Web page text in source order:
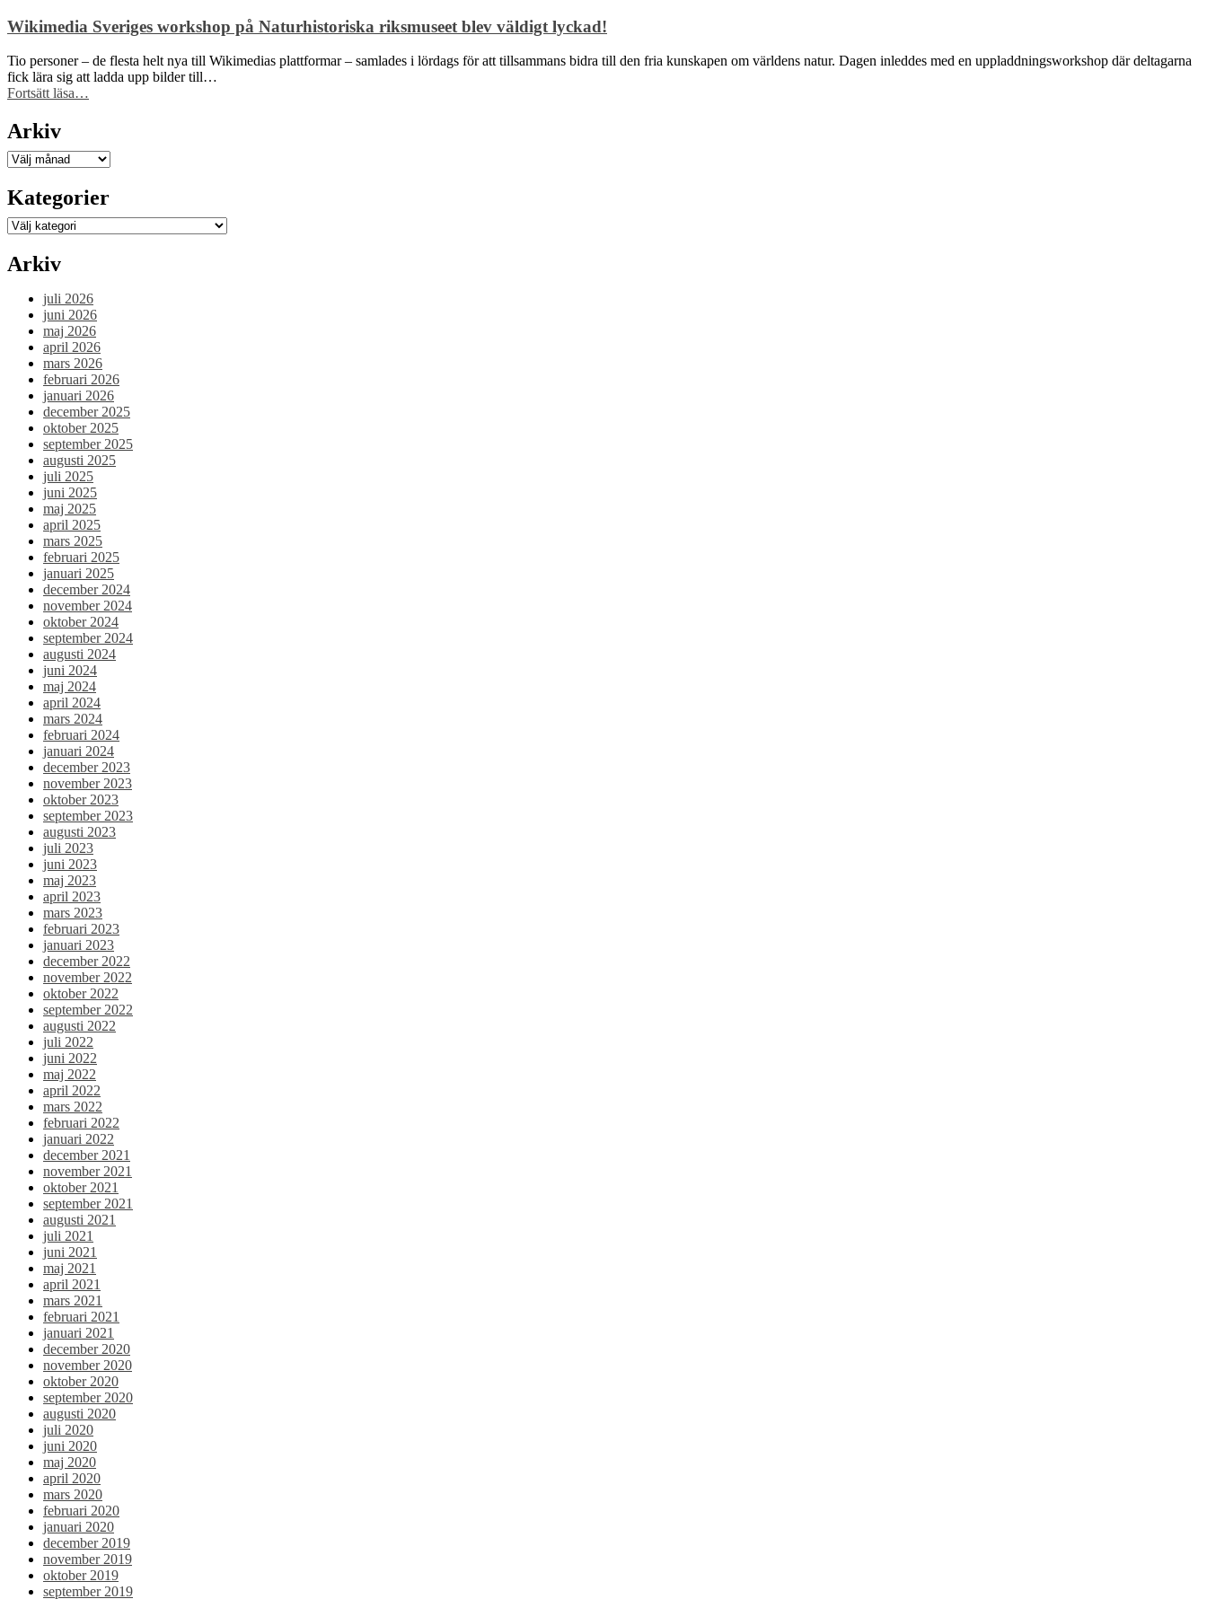
stärka
civilsamhället
fri
kunskap”
–
välkommen
Antonio
Molin!”
Wikimedia Sveriges workshop på Naturhistoriska riksmuseet blev väldigt lyckad!
Tio personer – de flesta helt nya till Wikimedias plattformar – samlades i lördags för att tillsammans bidra till den fria kunskapen om världens natur. Dagen inleddes med en uppladdningsworkshop där deltagarna
fick lära sig att ladda upp bilder till…
Fortsätt läsa
Naturhistoriska
riksmuseet
blev
väldigt
lyckad!”
…
Arkiv
Arkiv
Kategorier
Kategorier
Arkiv
juli 2026
juni 2026
maj 2026
april 2026
mars 2026
februari 2026
januari 2026
december 2025
oktober 2025
september 2025
augusti 2025
juli 2025
juni 2025
maj 2025
april 2025
mars 2025
februari 2025
januari 2025
december 2024
november 2024
oktober 2024
september 2024
augusti 2024
juni 2024
maj 2024
april 2024
mars 2024
februari 2024
januari 2024
december 2023
november 2023
oktober 2023
september 2023
augusti 2023
juli 2023
juni 2023
maj 2023
april 2023
mars 2023
februari 2023
januari 2023
december 2022
november 2022
oktober 2022
september 2022
augusti 2022
juli 2022
juni 2022
maj 2022
april 2022
mars 2022
februari 2022
januari 2022
december 2021
november 2021
oktober 2021
september 2021
augusti 2021
juli 2021
juni 2021
maj 2021
april 2021
mars 2021
februari 2021
januari 2021
december 2020
november 2020
oktober 2020
september 2020
augusti 2020
juli 2020
juni 2020
maj 2020
april 2020
mars 2020
februari 2020
januari 2020
december 2019
november 2019
oktober 2019
september 2019